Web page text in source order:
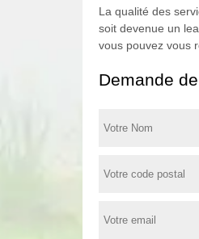
La qualité des
soit devenue un
vous pouvez vous
Demande